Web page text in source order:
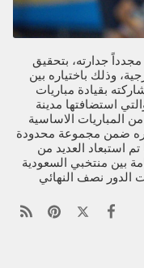
جدارته، بتحقيق
وذلك باختياره بين
بقيادة مباريات
استضافتها مدينة
من المباريات الاساسية
ضمن مجموعة محدودة
استبعاد العديد من
بين منتخبي السعودية
الدور نصف النهائي